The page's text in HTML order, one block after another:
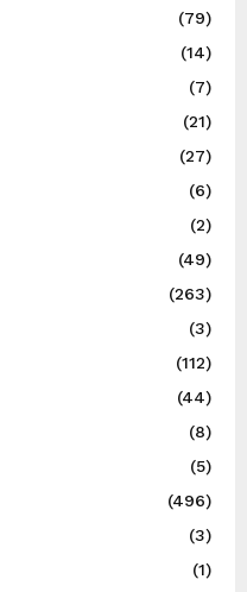
(79)
(14)
(7)
(21)
(27)
(6)
(2)
(49)
(263)
(3)
(112)
(44)
(8)
(5)
(496)
(3)
(1)